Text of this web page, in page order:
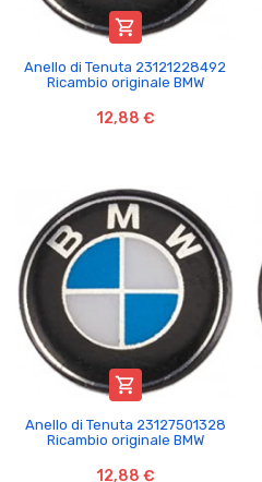

Anello di Tenuta 23121228492
Ricambio originale BMW
12,88 €

Anello di Tenuta 23127501328
Ricambio originale BMW
12,88 €